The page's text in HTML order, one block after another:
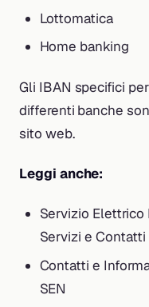
Lottomatica
Home banking
Gli IBAN specifici
differenti banche
sito web.
Leggi anche:
Servizio Elettrico
Servizi e Contatti
Contatti e
SEN